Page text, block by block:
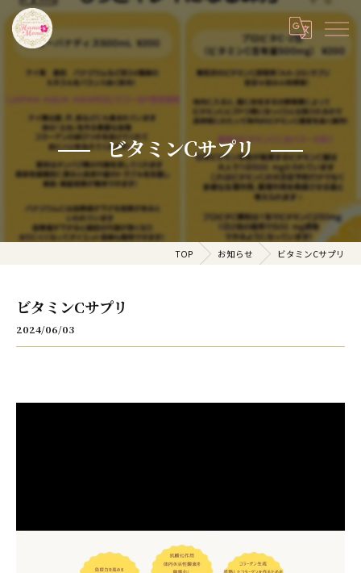
ビタミンCサプリ
TOP お知らせ ビタミンCサプリ
ビタミンCサプリ
2024/06/03